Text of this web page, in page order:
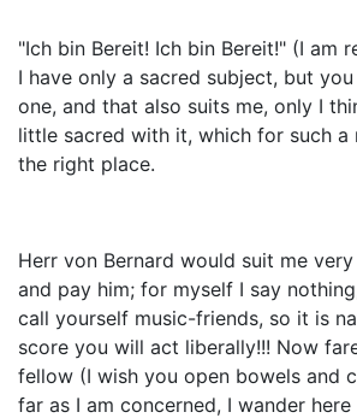
"Ich bin Bereit! Ich bin Bereit!" (I am
I have only a sacred subject, but
one, and that also suits me, only I
little sacred with it, which for such a
the right place.
Herr von Bernard would suit me
and pay him; for myself I say
call yourself music-friends, so it is
score you will act liberally!!! Now
fellow (I wish you open bowels and
far as I am concerned, I wander